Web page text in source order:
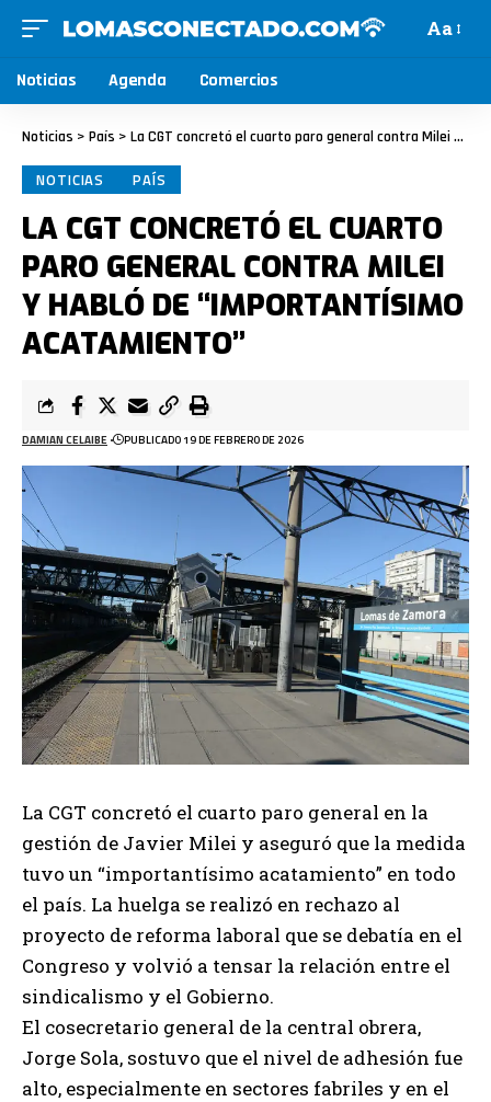
Aa
Noticias Agenda Comercios
Noticias > País > La CGT concretó el cuarto paro general contra Milei y habló de “importantísimo acatamiento”
NOTICIAS PAÍS
LA CGT CONCRETÓ EL CUARTO
PARO GENERAL CONTRA MILEI
Y HABLÓ DE “IMPORTANTÍSIMO
ACATAMIENTO”
DAMIAN CELAIBE PUBLICADO 19 DE FEBRERO DE 2026
La CGT concretó el cuarto paro general en la
gestión de Javier Milei y aseguró que la medida
tuvo un “importantísimo acatamiento” en todo
el país. La huelga se realizó en rechazo al
proyecto de reforma laboral que se debatía en el
Congreso y volvió a tensar la relación entre el
sindicalismo y el Gobierno.
El cosecretario general de la central obrera,
Jorge Sola, sostuvo que el nivel de adhesión fue
alto, especialmente en sectores fabriles y en el